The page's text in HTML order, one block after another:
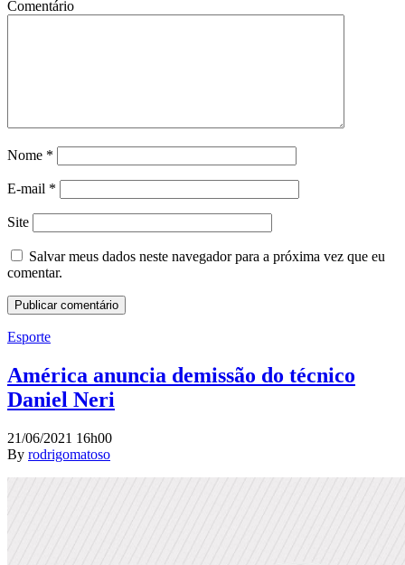
Comentário
Nome *
E-mail *
Site
Salvar meus dados neste navegador para a próxima vez que eu
comentar.
Esporte
América anuncia demissão do técnico
Daniel Neri
21/06/2021 16h00
By rodrigomatoso